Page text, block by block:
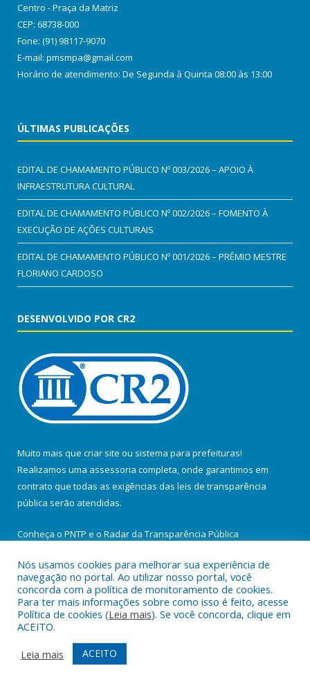
Centro - Praça da Matriz
CEP: 68738-000
Fone: (91) 98117-9070
E-mail: pmsmpa@gmail.com
Horário de atendimento: De Segunda à Quinta 08:00 às 13:00
ÚLTIMAS PUBLICAÇÕES
EDITAL DE CHAMAMENTO PÚBLICO Nº 003/2026 – APOIO À
INFRAESTRUTURA CULTURAL
EDITAL DE CHAMAMENTO PÚBLICO Nº 002/2026 – FOMENTO À
EXECUÇÃO DE AÇÕES CULTURAIS
EDITAL DE CHAMAMENTO PÚBLICO Nº 001/2026 – PRÊMIO MESTRE
FLORIANO CARDOSO
DESENVOLVIDO POR CR2
Muito mais que criar site ou sistema para prefeituras!
Realizamos uma assessoria completa, onde garantimos em
contrato que todas as exigências das leis de transparência
pública serão atendidas.
Conheça o PNTP e o Radar da Transparência Pública
Todos os direitos reservados a Prefeitura Municipal de Santa
Maria do Pará.
Mapa do Site
Acessar Área Administrativa
Acessar Webmail
Nós usamos cookies para melhorar sua experiência de
navegação no portal. Ao utilizar nosso portal, você
concorda com a política de monitoramento de cookies.
Para ter mais informações sobre como isso é feito, acesse
Política de cookies (Leia mais). Se você concorda, clique em
ACEITO.
Leia mais
ACEITO